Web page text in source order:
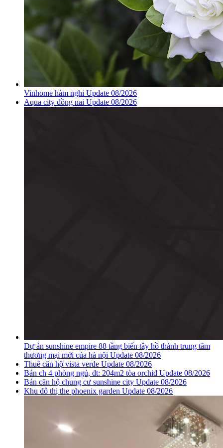
Vinhome hàm nghi Update 08/2026
Aqua city đồng nai Update 08/2026
Dự án sunshine empire 88 tầng biến tây hồ thành trung tâm
thương mại mới của hà nội Update 08/2026
Thuê căn hộ vista verde Update 08/2026
Bán ch 4 phòng ngủ, dt: 204m2 tòa orchid Update 08/2026
Bán căn hộ chung cư sunshine city Update 08/2026
Khu đô thị the phoenix garden Update 08/2026